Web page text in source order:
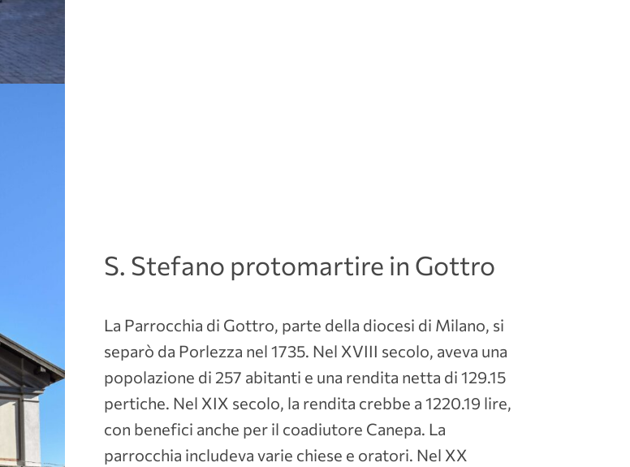
S. Stefano protomartire in Gottro
La Parrocchia di Gottro, parte della diocesi di Milano, si
separò da Porlezza nel 1735. Nel XVIII secolo, aveva una
popolazione di 257 abitanti e una rendita netta di 129.15
pertiche. Nel XIX secolo, la rendita crebbe a 1220.19 lire,
con benefici anche per il coadiutore Canepa. La
parrocchia includeva varie chiese e oratori. Nel XX